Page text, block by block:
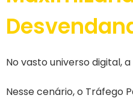
No vasto universo digital,
Nesse cenário, o Tráfego